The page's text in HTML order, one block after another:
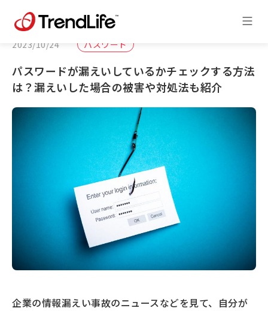
2023/10/24 パスワード
パスワードが漏えいしているかチェックする方法
は？漏えいした場合の被害や対処法も紹介
企業の情報漏えい事故のニュースなどを見て、自分が